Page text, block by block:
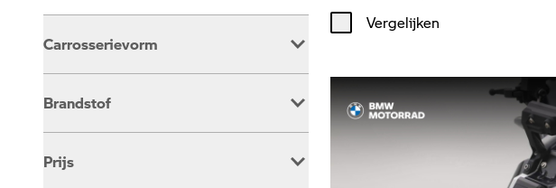
Carrosserievorm
Brandstof
Elektrisch
8
Prijs
Vergelijken